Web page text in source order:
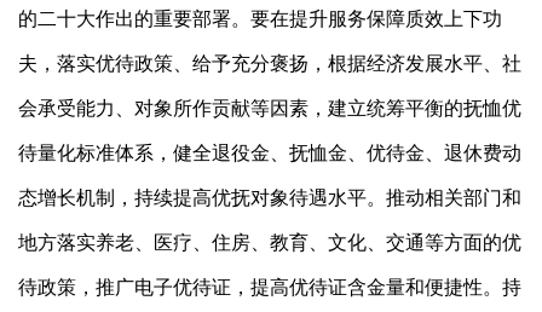
的二十大作出的重要部署。要在提升服务保障质效上下功
夫，落实优待政策、给予充分褒扬，根据经济发展水平、社
会承受能力、对象所作贡献等因素，建立统筹平衡的抚恤优
待量化标准体系，健全退役金、抚恤金、优待金、退休费动
态增长机制，持续提高优抚对象待遇水平。推动相关部门和
地方落实养老、医疗、住房、教育、文化、交通等方面的优
待政策，推广电子优待证，提高优待证含金量和便捷性。持